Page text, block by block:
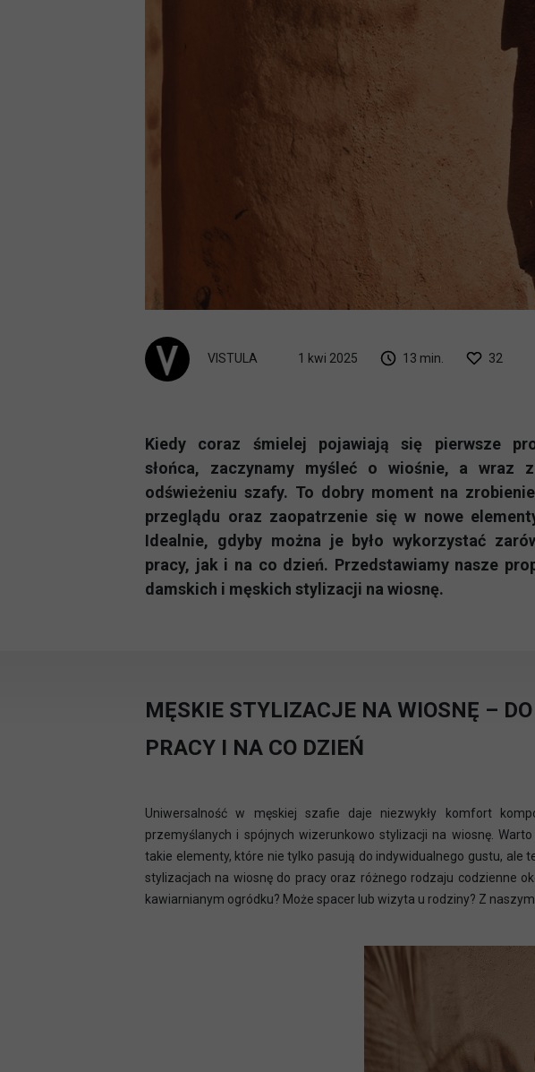
VISTULA 1 kwi 2025 13 min. 32
Kiedy coraz śmielej pojawiają się pierwsze
słońca, zaczynamy myśleć o wiośnie, a wraz
odświeżeniu szafy. To dobry moment na
przeglądu oraz zaopatrzenie się w nowe
Idealnie, gdyby można je było wykorzystać
pracy, jak i na co dzień. Przedstawiamy nasze
damskich i męskich stylizacji na wiosnę.
MĘSKIE STYLIZACJE NA WIOSNĘ – DO
PRACY I NA CO DZIEŃ
Uniwersalność w męskiej szafie daje niezwykły komfort
przemyślanych i spójnych wizerunkowo stylizacji na wiosnę.
takie elementy, które nie tylko pasują do indywidualnego gustu, ale
stylizacjach na wiosnę do pracy oraz różnego rodzaju codzienne
kawiarnianym ogródku? Może spacer lub wizyta u rodziny? Z